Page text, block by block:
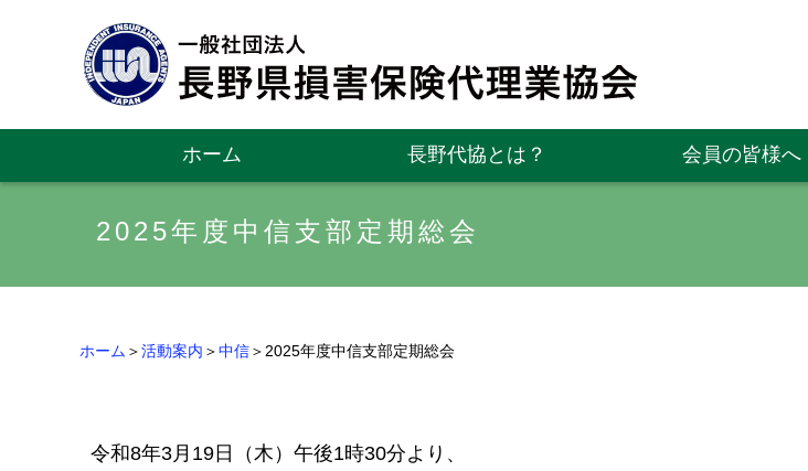
ホーム 長野代協とは？ 会員の皆様へ
2025年度中信支部定期総会
ホーム ＞活動案内 ＞中信＞2025年度中信支部定期総会
令和8年3月19日（木）午後1時30分より、